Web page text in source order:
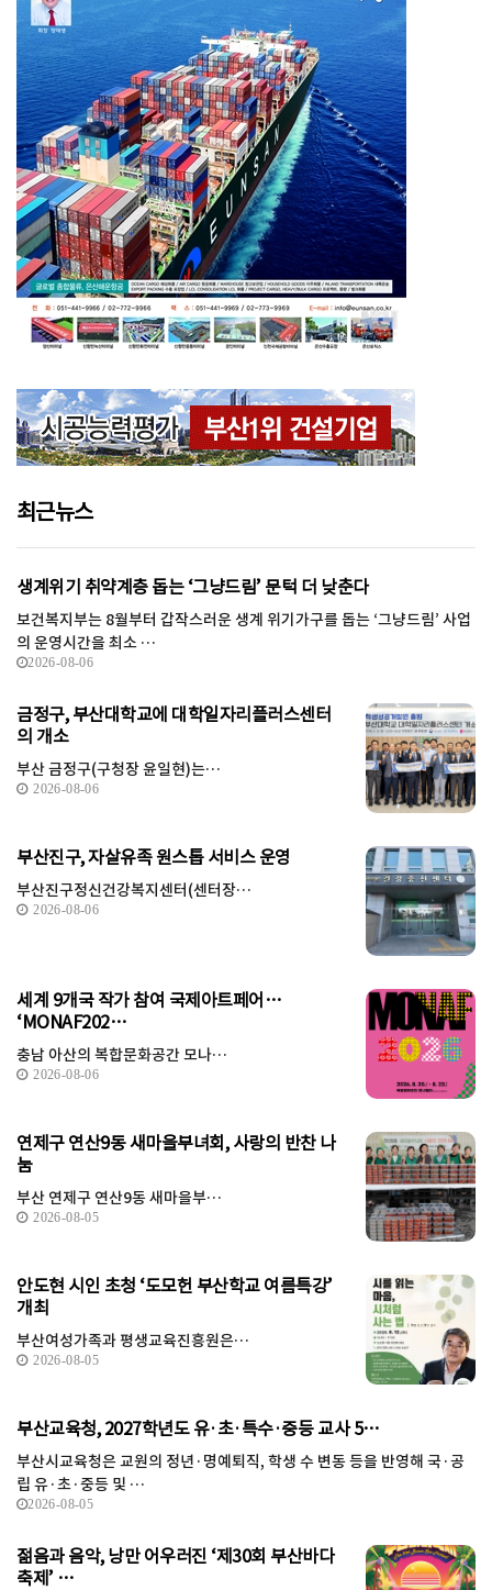
최근뉴스
생계위기 취약계층 돕는 ‘그냥드림’ 문턱 더 낮춘다
보건복지부는 8월부터 갑작스러운 생계 위기가구를 돕는 ‘그냥드림’ 사업
의 운영시간을 최소 …
2026-08-06
금정구, 부산대학교에 대학일자리플러스센터
의 개소
부산 금정구(구청장 윤일현)는…
2026-08-06
부산진구, 자살유족 원스톱 서비스 운영
부산진구정신건강복지센터(센터장…
2026-08-06
세계 9개국 작가 참여 국제아트페어…
‘MONAF202…
충남 아산의 복합문화공간 모나…
2026-08-06
연제구 연산9동 새마을부녀회, 사랑의 반찬 나
눔
부산 연제구 연산9동 새마을부…
2026-08-05
안도현 시인 초청 ‘도모헌 부산학교 여름특강’
개최
부산여성가족과 평생교육진흥원은…
2026-08-05
부산교육청, 2027학년도 유·초·특수·중등 교사 5…
부산시교육청은 교원의 정년·명예퇴직, 학생 수 변동 등을 반영해 국·공
립 유·초·중등 및 …
2026-08-05
젊음과 음악, 낭만 어우러진 ‘제30회 부산바다
축제’ …